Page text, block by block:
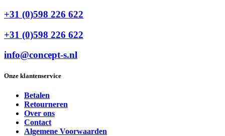
+31 (0)598 226 622
+31 (0)598 226 622
info@concept-s.nl
Onze klantenservice
Betalen
Retourneren
Over ons
Contact
Algemene Voorwaarden